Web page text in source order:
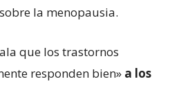
la menopausia.
que los trastornos
responden bien» a los